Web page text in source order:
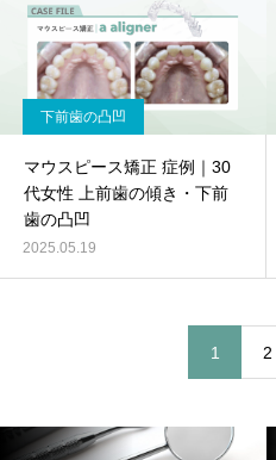
下前歯の凸凹
マウスピース矯正 症例｜30
代女性 上前歯の傾き・下前
歯の凸凹
2025.05.19
1 2